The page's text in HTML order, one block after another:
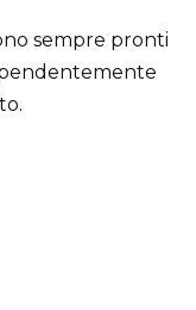
sempre pronti